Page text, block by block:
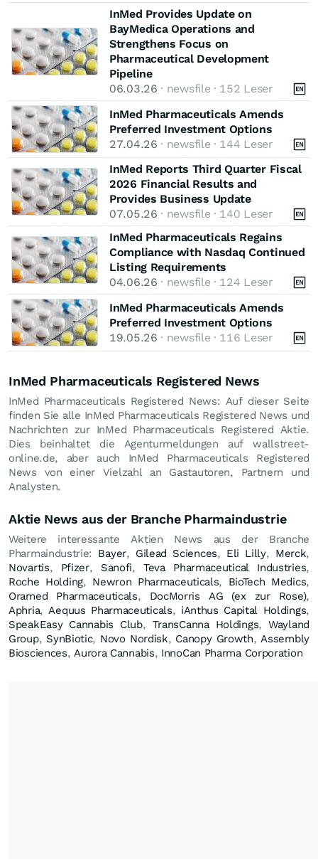
InMed Provides Update on
BayMedica Operations and
Strengthens Focus on
Pharmaceutical Development
Pipeline
06.03.26 · newsfile · 152 Leser
InMed Pharmaceuticals Amends
Preferred Investment Options
27.04.26 · newsfile · 144 Leser
InMed Reports Third Quarter Fiscal
2026 Financial Results and
Provides Business Update
07.05.26 · newsfile · 140 Leser
InMed Pharmaceuticals Regains
Compliance with Nasdaq Continued
Listing Requirements
04.06.26 · newsfile · 124 Leser
InMed Pharmaceuticals Amends
Preferred Investment Options
19.05.26 · newsfile · 116 Leser
InMed Pharmaceuticals Registered News
InMed Pharmaceuticals Registered News: Auf dieser Seite
finden Sie alle InMed Pharmaceuticals Registered News und
Nachrichten zur InMed Pharmaceuticals Registered Aktie.
Dies beinhaltet die Agenturmeldungen auf wallstreet-
online.de, aber auch InMed Pharmaceuticals Registered
News von einer Vielzahl an Gastautoren, Partnern und
Analysten.
Aktie News aus der Branche Pharmaindustrie
Weitere interessante Aktien News aus der Branche
Pharmaindustrie: Bayer, Gilead Sciences, Eli Lilly, Merck,
Novartis, Pfizer, Sanofi,Teva Pharmaceutical Industries,
Roche Holding, Newron Pharmaceuticals, BioTech Medics,
Oramed Pharmaceuticals, DocMorris AG (ex zur Rose),
Aphria,Aequus Pharmaceuticals, iAnthus Capital Holdings,
SpeakEasy Cannabis Club, TransCanna Holdings,Wayland
Group, SynBiotic, Novo Nordisk, Canopy Growth,Assembly
Biosciences,Aurora Cannabis, InnoCan Pharma Corporation